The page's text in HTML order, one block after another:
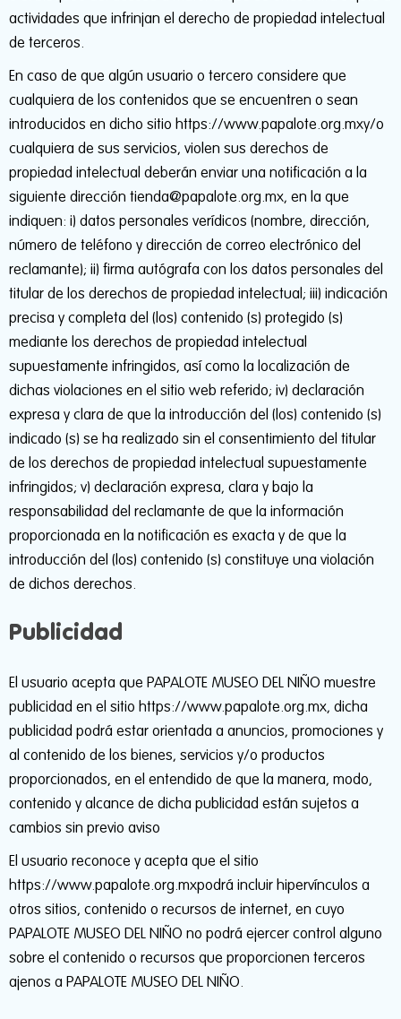
actividades que infrinjan el derecho de propiedad intelectual
de terceros.
En caso de que algún usuario o tercero considere que
cualquiera de los contenidos que se encuentren o sean
introducidos en dicho sitio https://www.papalote.org.mxy/o
cualquiera de sus servicios, violen sus derechos de
propiedad intelectual deberán enviar una notificación a la
siguiente dirección tienda@papalote.org.mx, en la que
indiquen: i) datos personales verídicos (nombre, dirección,
número de teléfono y dirección de correo electrónico del
reclamante); ii) firma autógrafa con los datos personales del
titular de los derechos de propiedad intelectual; iii) indicación
precisa y completa del (los) contenido (s) protegido (s)
mediante los derechos de propiedad intelectual
supuestamente infringidos, así como la localización de
dichas violaciones en el sitio web referido; iv) declaración
expresa y clara de que la introducción del (los) contenido (s)
indicado (s) se ha realizado sin el consentimiento del titular
de los derechos de propiedad intelectual supuestamente
infringidos; v) declaración expresa, clara y bajo la
responsabilidad del reclamante de que la información
proporcionada en la notificación es exacta y de que la
introducción del (los) contenido (s) constituye una violación
de dichos derechos.
Publicidad
El usuario acepta que PAPALOTE MUSEO DEL NIÑO muestre
publicidad en el sitio https://www.papalote.org.mx, dicha
publicidad podrá estar orientada a anuncios, promociones y
al contenido de los bienes, servicios y/o productos
proporcionados, en el entendido de que la manera, modo,
contenido y alcance de dicha publicidad están sujetos a
cambios sin previo aviso
El usuario reconoce y acepta que el sitio
https://www.papalote.org.mxpodrá incluir hipervínculos a
otros sitios, contenido o recursos de internet, en cuyo
PAPALOTE MUSEO DEL NIÑO no podrá ejercer control alguno
sobre el contenido o recursos que proporcionen terceros
ajenos a PAPALOTE MUSEO DEL NIÑO.